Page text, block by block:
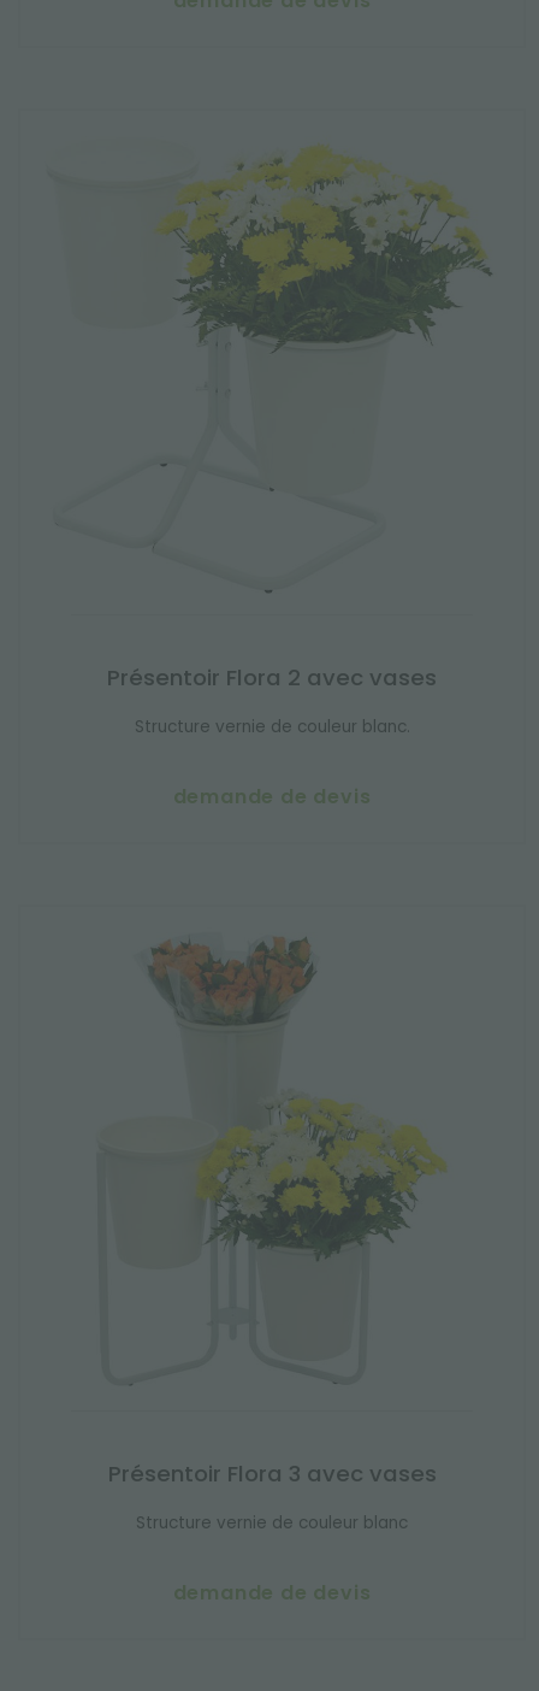
Présentoir Flora 2 avec vases
Structure vernie de couleur blanc.
demande de devis
Présentoir Flora 3 avec vases
Structure vernie de couleur blanc
demande de devis